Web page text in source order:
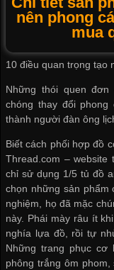
nên phong
mua
10 điều quan trọng tạo
Những thói quen
chóng thay đổi phong
thành người đàn ông
Biết cách phối hợp đồ
Thread.com –
chỉ sử dụng 1/5 tủ đồ
chọn những sản phẩm
nghiệm, họ đã mặc
này. Phái mày râu ít
nghía lựa đồ, rồi tự
Những trang phục
phông trắng ôm